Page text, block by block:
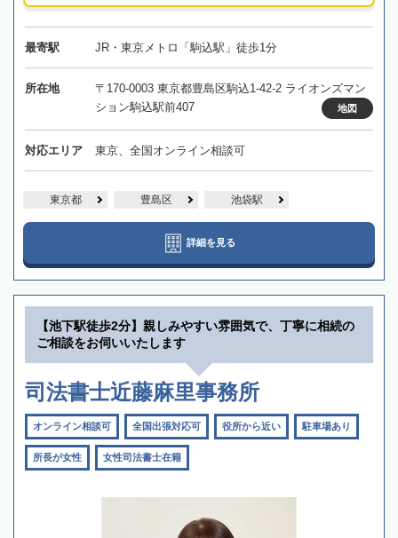
最寄駅 JR・東京メトロ「駒込駅」徒歩1分
所在地
〒170-0003 東京都豊島区駒込1-42-2 ライオンズマン
ション駒込駅前407
地図
対応エリア 東京、全国オンライン相談可
東京都 豊島区 池袋駅
詳細を見る
【池下駅徒歩2分】親しみやすい雰囲気で、丁寧に相続の
ご相談をお伺いいたします
司法書士近藤麻里事務所
オンライン相談可 全国出張対応可 役所から近い 駐車場あり
所長が女性 女性司法書士在籍